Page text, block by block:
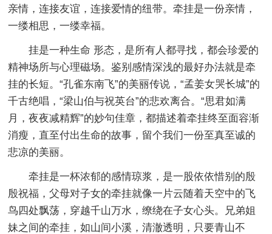
亲情，连接友谊，连接爱情的纽带。牵挂是一份亲情，
一缕相思，一缕幸福。
挂是一种生命 形态，是所有人都寻找，都会珍爱的
精神场所与心理磁场。鉴别感情深浅的最好办法就是牵
挂的长短。“孔雀东南飞”的美丽传说，“孟姜女哭长城”的
千古绝唱，“梁山伯与祝英台”的悲欢离合。“思君如满
月，夜夜减精辉”的妙句佳章，都描述着牵挂终至面容渐
消瘦，直至付出生命的故事，留个我们一份至真至诚的
悲凉的美丽。
牵挂是一杯浓郁的感情琼浆，是一股依依惜别的殷
殷祝福，父母对子女的牵挂就像一片云随着天空中的飞
鸟四处飘荡，穿越千山万水，缭绕在子女心头。兄弟姐
妹之间的牵挂，如山间小溪，清澈透明，只要青山不